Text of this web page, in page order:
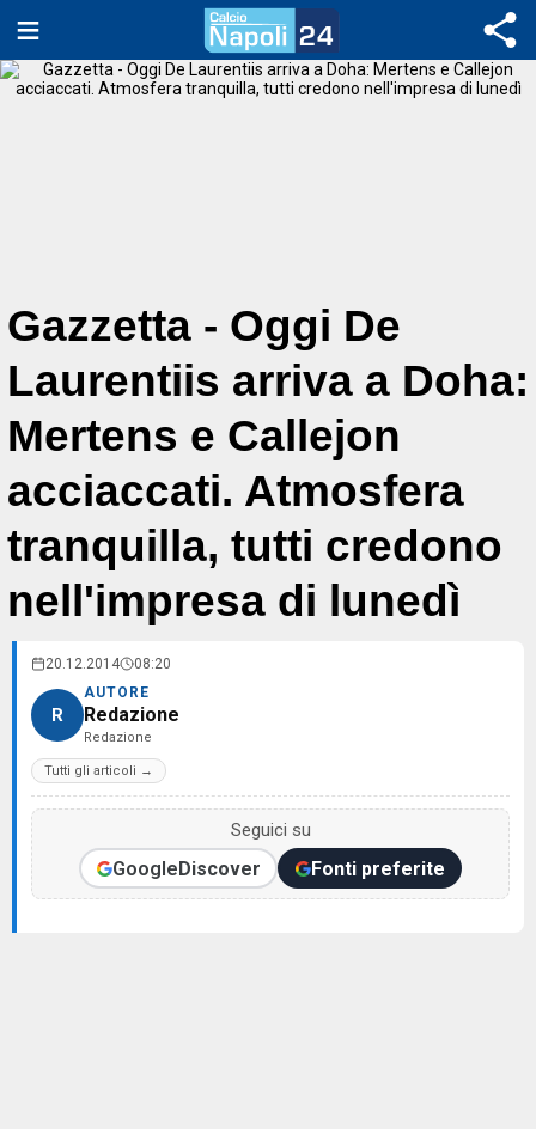
Gazzetta - Oggi De
Laurentiis arriva a Doha:
Mertens e Callejon
acciaccati. Atmosfera
tranquilla, tutti credono
nell'impresa di lunedì
20.12.2014 08:20
R
AUTORE
Redazione
Redazione
Tutti gli articoli →
Seguici su
GoogleDiscover Fonti preferite